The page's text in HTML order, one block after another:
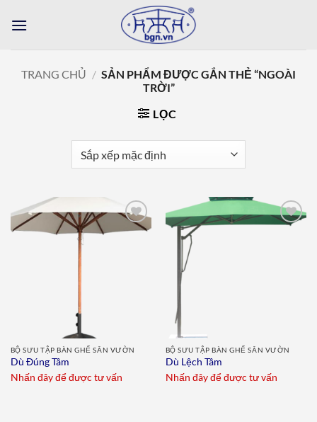
qua
TRANG CHỦ / SẢN PHẨM ĐƯỢC GẮN THẺ “NGOÀI
TRỜI”
LỌC
Add to
BỘ SƯU TẬP BÀN GHẾ SÂN VƯỜN
Dù Đúng Tâm
Nhấn đây để được tư vấn
BỘ SƯU TẬP BÀN GHẾ SÂN VƯỜN
Dù Lệch Tâm
Nhấn đây để được tư vấn